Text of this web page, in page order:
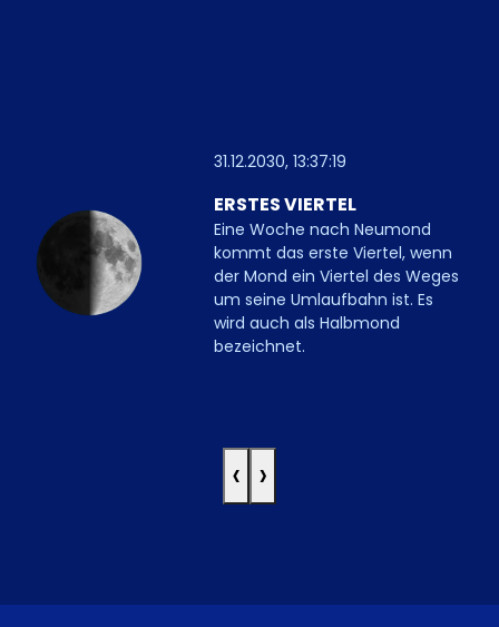
31.12.2030, 13:37:19
ERSTES VIERTEL
Eine Woche nach Neumond
kommt das erste Viertel, wenn
der Mond ein Viertel des Weges
um seine Umlaufbahn ist. Es
wird auch als Halbmond
bezeichnet.
‹ ›